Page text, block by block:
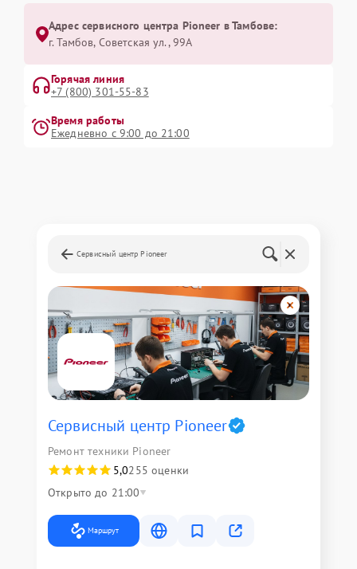
Адрес сервисного центра Pioneer в Тамбове:
г. Тамбов, Советская ул., 99А
Горячая линия
+7 (800) 301-55-83
Время работы
Ежедневно с 9:00 до 21:00
Сервисный центр Pioneer
Сервисный центр Pioneer
Ремонт техники Pioneer
5,0255 оценки
Открыто до 21:00
Маршрут